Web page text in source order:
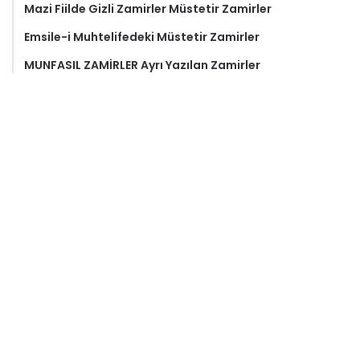
Mazi Fiilde Gizli Zamirler Müstetir Zamirler
Emsile-i Muhtelifedeki Müstetir Zamirler
MUNFASIL ZAMİRLER Ayrı Yazılan Zamirler